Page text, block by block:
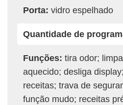
Porta: vidro espelhado
Quantidade de
Funções: tira odor;
aquecido; desliga
receitas; trava de
função mudo; receitas